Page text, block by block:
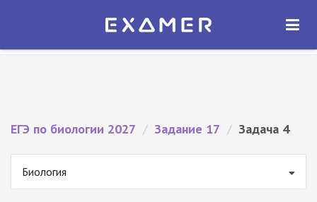
Экзамер — ЕГЭ 2027
ОТКРЫТЬ
ЕГЭ по биологии 2027 / Задание 17 / Задача 4
Биология